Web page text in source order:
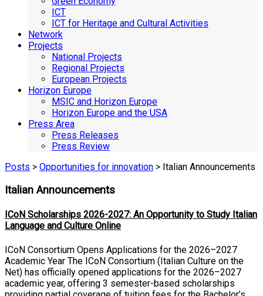
ICT
ICT for Heritage and Cultural Activities
Network
Projects
National Projects
Regional Projects
European Projects
Horizon Europe
MSIC and Horizon Europe
Horizon Europe and the USA
Press Area
Press Releases
Press Review
Posts > Opportunities for innovation > Italian Announcements
Italian Announcements
ICoN Scholarships 2026-2027: An Opportunity to Study Italian
Language and Culture Online
ICoN Consortium Opens Applications for the 2026–2027
Academic Year The ICoN Consortium (Italian Culture on the
Net) has officially opened applications for the 2026–2027
academic year, offering 3 semester-based scholarships